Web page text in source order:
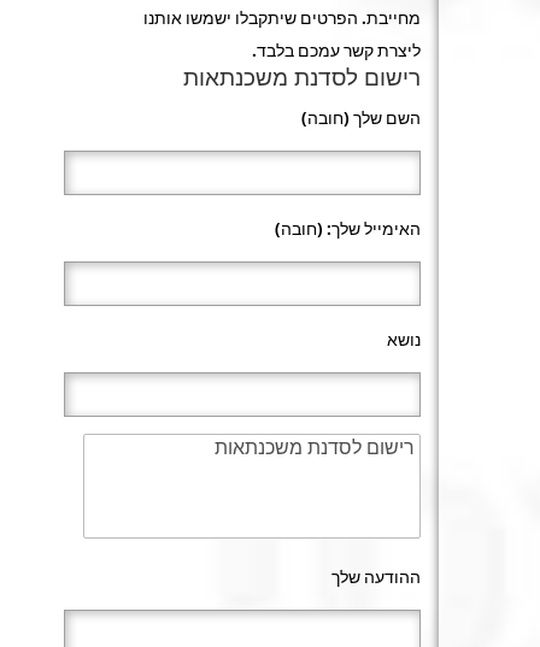
מחייבת. הפרטים שיתקבלו ישמשו אותנו
ליצרת קשר עמכם בלבד.
רישום לסדנת משכנתאות
השם שלך (חובה)
האימייל שלך: (חובה)
נושא
ההודעה שלך